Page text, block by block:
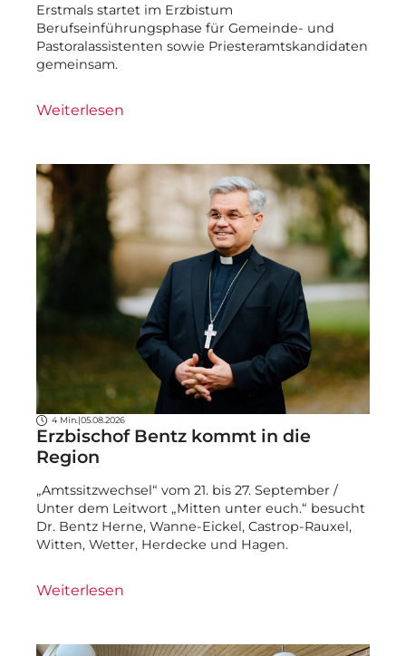
Erstmals startet im Erzbistum
Berufseinführungsphase für Gemeinde- und
Pastoralassistenten sowie Priesteramtskandidaten
gemeinsam.
Weiterlesen
4 Min.|05.08.2026
Erzbischof Bentz kommt in die
Region
„Amtssitzwechsel“ vom 21. bis 27. September /
Unter dem Leitwort „Mitten unter euch.“ besucht
Dr. Bentz Herne, Wanne-Eickel, Castrop-Rauxel,
Witten, Wetter, Herdecke und Hagen.
Weiterlesen